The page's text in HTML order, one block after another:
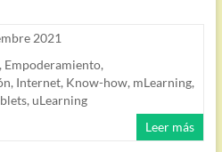
2021
Empoderamiento,
, Internet, Know-how, mLearning,
, uLearning
Leer más